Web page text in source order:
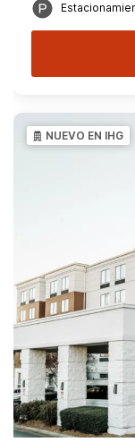
NUEVO EN IHG